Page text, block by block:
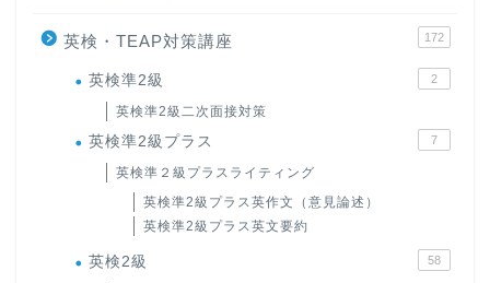
英検・TEAP対策講座 172
英検準2級 2
英検準2級二次面接対策
英検準2級プラス 7
英検準２級プラスライティング
英検準2級プラス英作文（意見論述）
英検準2級プラス英文要約
英検2級 58